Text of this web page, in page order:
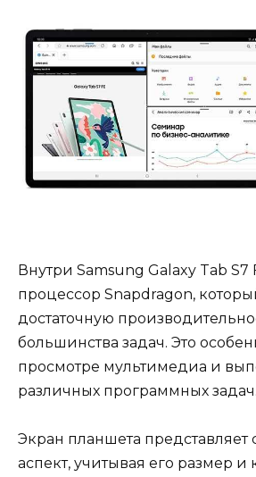
Внутри Samsung Galaxy Tab S7
процессор Snapdragon,
достаточную
большинства задач. Это
просмотре мультимедиа и
различных программных задач.
Экран планшета
аспект, учитывая его размер и